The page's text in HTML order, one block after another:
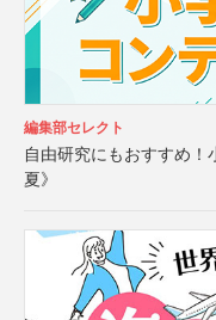
編集部セレクト
自由研究にもおすすめ
夏》